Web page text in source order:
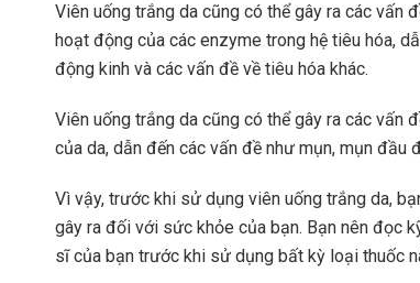
Viên uống trắng da cũng có thể gây ra các vấn
hoạt động của các enzyme trong hệ tiêu hóa,
động kinh và các vấn đề về tiêu hóa khác.
Viên uống trắng da cũng có thể gây ra các vấn
của da, dẫn đến các vấn đề như mụn, mụn đầu
Vì vậy, trước khi sử dụng viên uống trắng da,
gây ra đối với sức khỏe của bạn. Bạn nên đọc
sĩ của bạn trước khi sử dụng bất kỳ loại thuốc